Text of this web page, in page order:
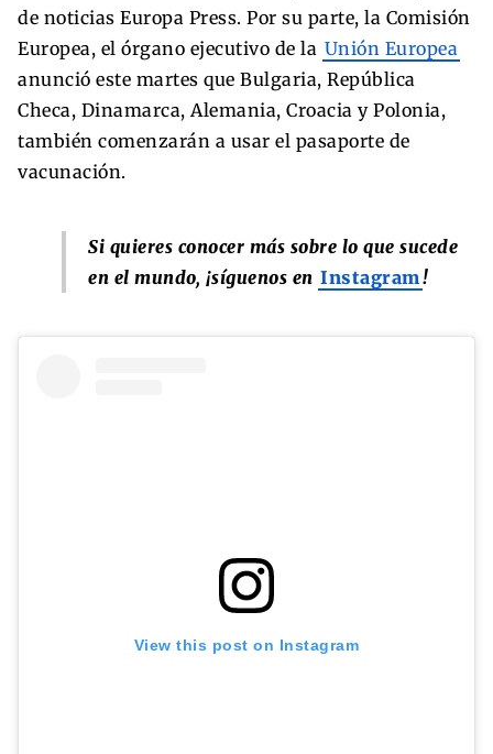
de noticias Europa Press. Por su parte, la Comisión
Europea, el órgano ejecutivo de la Unión Europea
anunció este martes que Bulgaria, República
Checa, Dinamarca, Alemania, Croacia y Polonia,
también comenzarán a usar el pasaporte de
vacunación.
Si quieres conocer más sobre lo que sucede
en el mundo, ¡síguenos en Instagram!
View this post on Instagram